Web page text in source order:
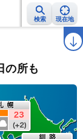
検索 現在地
ラ
の所も